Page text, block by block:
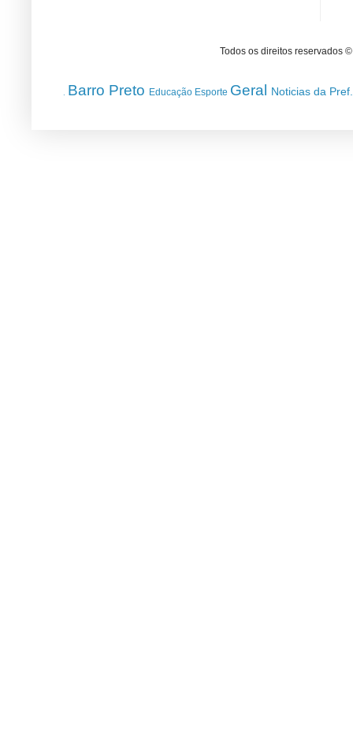
Todos os direitos reservados
Barro Preto Educação Esporte Geral Noticias da